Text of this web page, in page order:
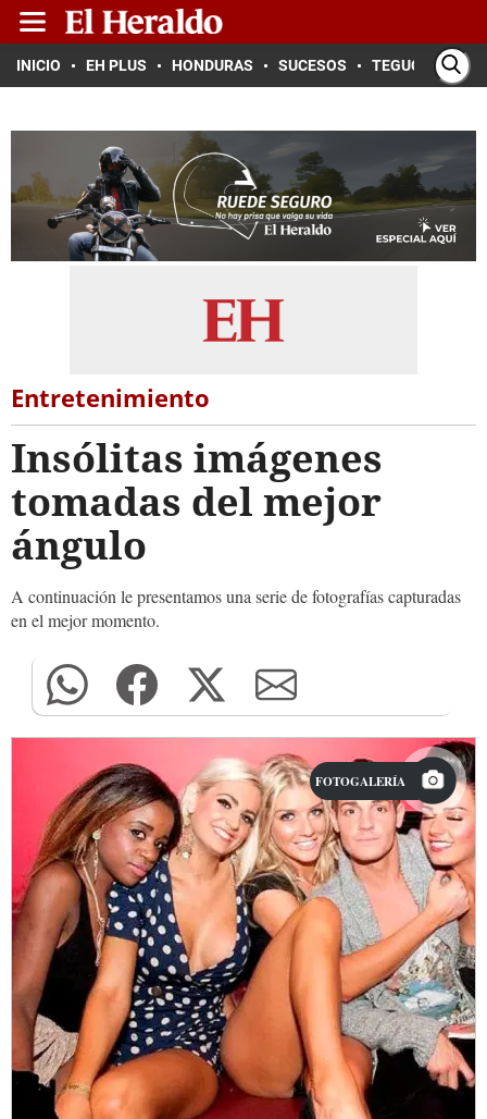
INICIO EH PLUS HONDURAS SUCESOS TEGUCIGALPA
Entretenimiento
Insólitas imágenes
tomadas del mejor
ángulo
A continuación le presentamos una serie de fotografías capturadas
en el mejor momento.
FOTOGALERÍA